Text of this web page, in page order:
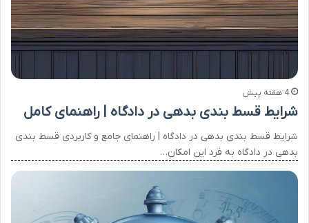
4 هفته پیش
شرایط قسط بندی بدهی در دادگاه | راهنمای کامل
شرایط قسط بندی بدهی در دادگاه | راهنمای جامع و کاربردی قسط بندی
بدهی در دادگاه به فرد این امکان…